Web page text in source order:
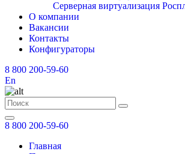
Серверная виртуализация
О компании
Вакансии
Контакты
Конфигураторы
8 800 200-59-60
En
8 800 200-59-60
Главная